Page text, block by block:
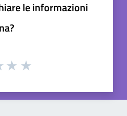
le informazioni